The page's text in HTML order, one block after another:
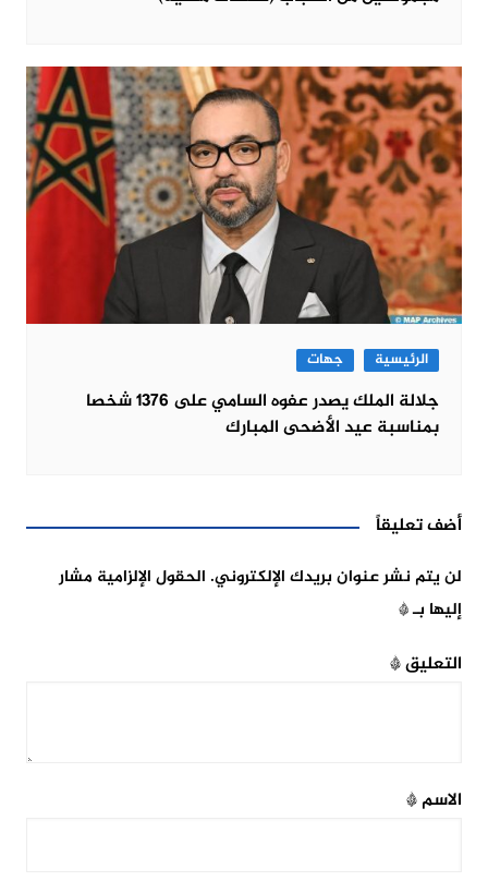
الرئيسية جهات
جلالة الملك يصدر عفوه السامي على 1376 شخصا
بمناسبة عيد الأضحى المبارك
أضف تعليقاً
لن يتم نشر عنوان بريدك الإلكتروني. الحقول الإلزامية مشار
إليها بـ*
التعليق*
الاسم*